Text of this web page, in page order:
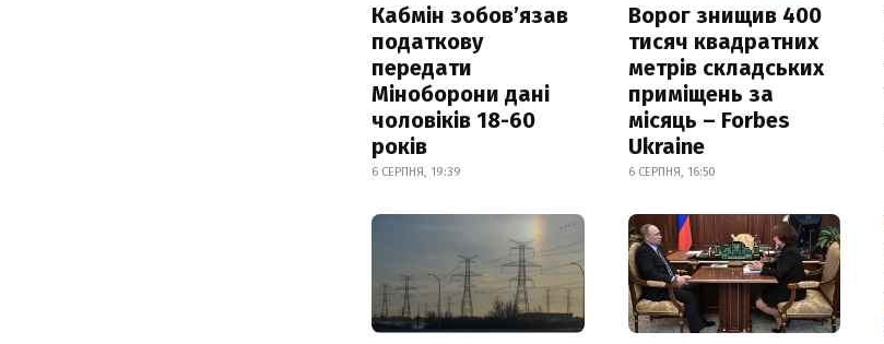
Кабмін зобовʼязав
податкову
передати
Міноборони дані
чоловіків 18-60
років
6 СЕРПНЯ, 19:39
Ворог знищив 400
тисяч квадратних
метрів складських
приміщень за
місяць – Forbes
Ukraine
6 СЕРПНЯ, 16:50